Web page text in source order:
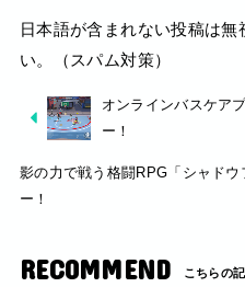
日本語が含まれない投稿は
い。（スパム対策）
オンラインバスケア
ー！
影の力で戦う格闘RPG「シャドウ
ー！
RECOMMEND